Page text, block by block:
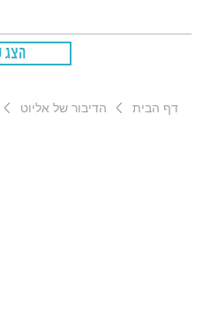
הצג
דף הבית הדיבור של אליוט